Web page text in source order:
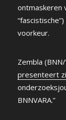
ontmaskeren
voorkeur.
Zembla
presenteert
BNNVARA.”